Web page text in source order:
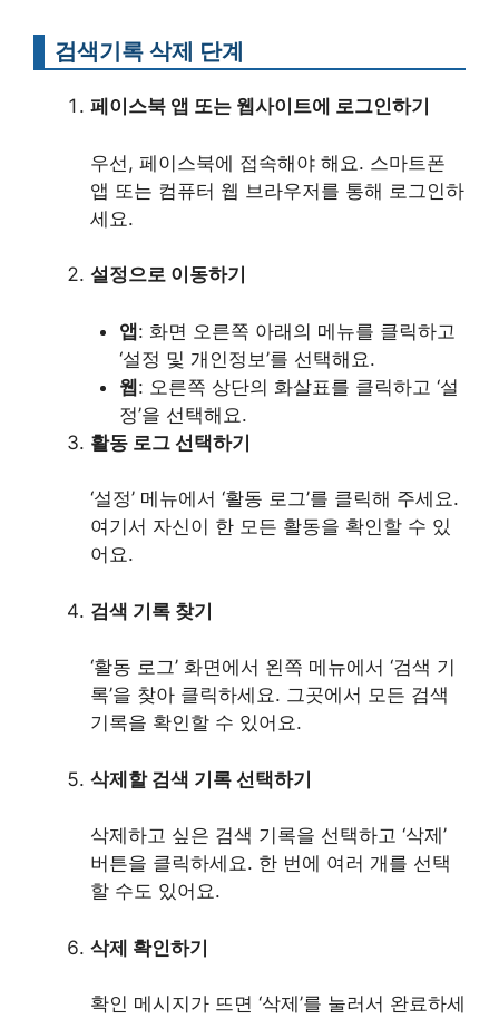
검색기록 삭제 단계
페이스북 앱 또는 웹사이트에 로그인하기
우선, 페이스북에 접속해야 해요. 스마트폰
앱 또는 컴퓨터 웹 브라우저를 통해 로그인하
세요.
설정으로 이동하기
앱: 화면 오른쪽 아래의 메뉴를 클릭하고
‘설정 및 개인정보’를 선택해요.
웹: 오른쪽 상단의 화살표를 클릭하고 ‘설
정’을 선택해요.
활동 로그 선택하기
‘설정’ 메뉴에서 ‘활동 로그’를 클릭해 주세요.
여기서 자신이 한 모든 활동을 확인할 수 있
어요.
검색 기록 찾기
‘활동 로그’ 화면에서 왼쪽 메뉴에서 ‘검색 기
록’을 찾아 클릭하세요. 그곳에서 모든 검색
기록을 확인할 수 있어요.
삭제할 검색 기록 선택하기
삭제하고 싶은 검색 기록을 선택하고 ‘삭제’
버튼을 클릭하세요. 한 번에 여러 개를 선택
할 수도 있어요.
삭제 확인하기
확인 메시지가 뜨면 ‘삭제’를 눌러서 완료하세